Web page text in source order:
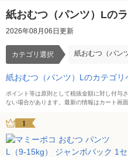
紙おむつ（パンツ）Lの
2026年08月06日更新
カテゴリ選択 紙おむつ（パン
紙おむつ（パンツ）Lのカテゴリ
ポイント等は原則として税抜金額に対し付与
ない場合があります。最新の情報はカート画
1